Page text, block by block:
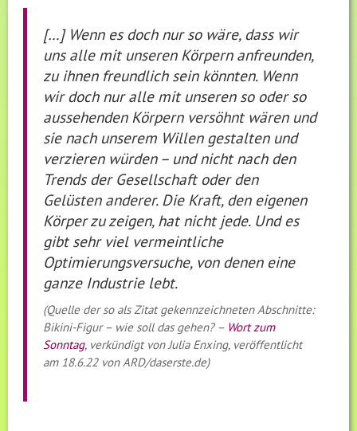
[…] Wenn es doch nur so wäre, dass wir
uns alle mit unseren Körpern anfreunden,
zu ihnen freundlich sein könnten. Wenn
wir doch nur alle mit unseren so oder so
aussehenden Körpern versöhnt wären und
sie nach unserem Willen gestalten und
verzieren würden – und nicht nach den
Trends der Gesellschaft oder den
Gelüsten anderer. Die Kraft, den eigenen
Körper zu zeigen, hat nicht jede. Und es
gibt sehr viel vermeintliche
Optimierungsversuche, von denen eine
ganze Industrie lebt.
(Quelle der so als Zitat gekennzeichneten Abschnitte:
Bikini-Figur – wie soll das gehen? – Wort zum
Sonntag, verkündigt von Julia Enxing, veröffentlicht
am 18.6.22 von ARD/daserste.de)